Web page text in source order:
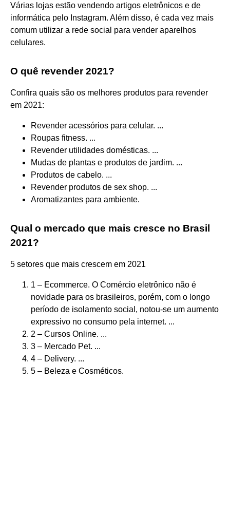
Várias lojas estão vendendo artigos eletrônicos e de
informática pelo Instagram. Além disso, é cada vez mais
comum utilizar a rede social para vender aparelhos
celulares.
O quê revender 2021?
Confira quais são os melhores produtos para revender
em 2021:
Revender acessórios para celular. ...
Roupas fitness. ...
Revender utilidades domésticas. ...
Mudas de plantas e produtos de jardim. ...
Produtos de cabelo. ...
Revender produtos de sex shop. ...
Aromatizantes para ambiente.
Qual o mercado que mais cresce no Brasil
2021?
5 setores que mais crescem em 2021
1 – Ecommerce. O Comércio eletrônico não é
novidade para os brasileiros, porém, com o longo
período de isolamento social, notou-se um aumento
expressivo no consumo pela internet. ...
2 – Cursos Online. ...
3 – Mercado Pet. ...
4 – Delivery. ...
5 – Beleza e Cosméticos.